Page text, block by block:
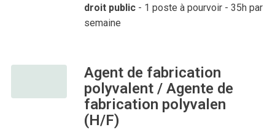
droit public - 1 poste à pourvoir - 35h par
semaine
Agent de fabrication
polyvalent / Agente de
fabrication polyvalen
(H/F)